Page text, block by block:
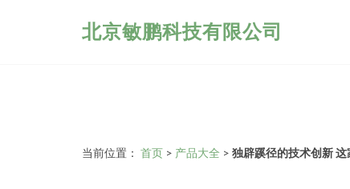
北京敏鹏科技有限公司
当前位置： 首页 > 产品大全 > 独辟蹊径的技术创新